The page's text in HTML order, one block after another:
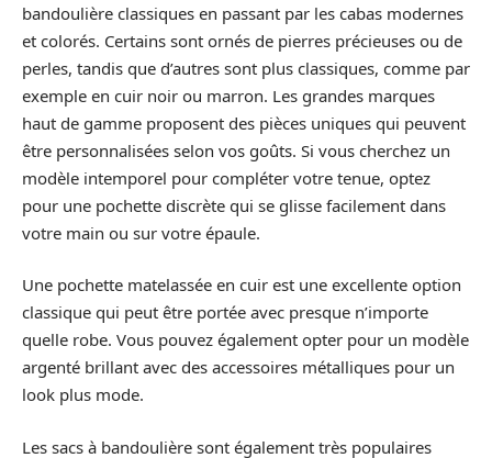
bandoulière classiques en passant par les cabas modernes
et colorés. Certains sont ornés de pierres précieuses ou de
perles, tandis que d’autres sont plus classiques, comme par
exemple en cuir noir ou marron. Les grandes marques
haut de gamme proposent des pièces uniques qui peuvent
être personnalisées selon vos goûts. Si vous cherchez un
modèle intemporel pour compléter votre tenue, optez
pour une pochette discrète qui se glisse facilement dans
votre main ou sur votre épaule.
Une pochette matelassée en cuir est une excellente option
classique qui peut être portée avec presque n’importe
quelle robe. Vous pouvez également opter pour un modèle
argenté brillant avec des accessoires métalliques pour un
look plus mode.
Les sacs à bandoulière sont également très populaires